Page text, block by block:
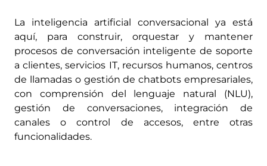
La inteligencia artificial conversacional ya está
aquí, para construir, orquestar y mantener
procesos de conversación inteligente de soporte
a clientes, servicios IT, recursos humanos, centros
de llamadas o gestión de chatbots empresariales,
con comprensión del lenguaje natural (NLU),
gestión de conversaciones, integración de
canales o control de accesos, entre otras
funcionalidades.